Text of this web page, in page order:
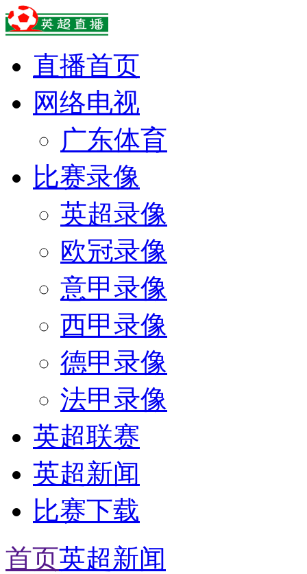
直播首页
网络电视
广东体育
比赛录像
英超录像
欧冠录像
意甲录像
西甲录像
德甲录像
法甲录像
英超联赛
英超新闻
比赛下载
首页英超新闻